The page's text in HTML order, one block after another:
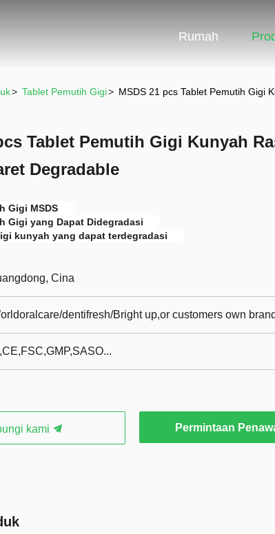
Rumah
> Tablet Pemutih Gigi> MSDS 21 pcs Tablet Pemutih Gigi
Tablet Pemutih Gigi Kunyah
Degradable
Gigi MSDS
Gigi yang Dapat Didegradasi
kunyah yang dapat terdegradasi
Cina
dentifresh/Bright up,or customers own
kami Permintaan